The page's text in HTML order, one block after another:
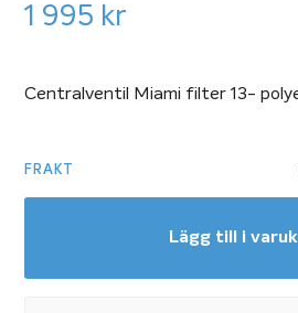
1 995 kr
Centralventil Miami filter 13-
FRAKT
Lägg till i